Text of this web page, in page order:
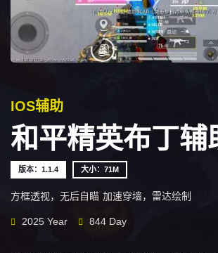
IOS辅助
和平精英布丁辅
版本：1.1.4 大小：71M
方框透视，无后自瞄 加速穿墙，雷达绘制
2025 Year 844 Day